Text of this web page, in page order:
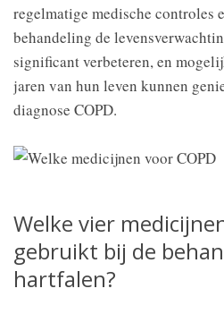
regelmatige medische controles
behandeling de
significant verbeteren, en
jaren van hun leven kunnen
diagnose COPD.
Welke vier
gebruikt bij de
hartfalen?